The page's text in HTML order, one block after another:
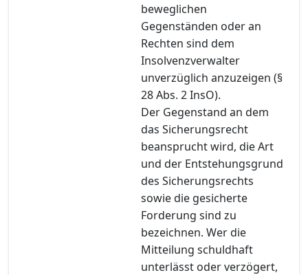
beweglichen
Gegenständen oder an
Rechten sind dem
Insolvenzverwalter
unverzüglich anzuzeigen (§
28 Abs. 2 InsO).
Der Gegenstand an dem
das Sicherungsrecht
beansprucht wird, die Art
und der Entstehungsgrund
des Sicherungsrechts
sowie die gesicherte
Forderung sind zu
bezeichnen. Wer die
Mitteilung schuldhaft
unterlässt oder verzögert,